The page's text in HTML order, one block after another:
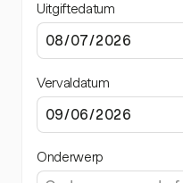
Uitgiftedatum
Vervaldatum
Onderwerp